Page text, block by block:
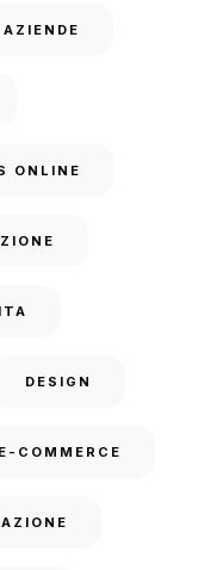
AZIENDE
ONLINE
DESIGN
E-COMMERCE